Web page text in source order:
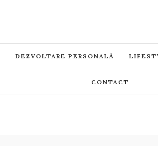
DEZVOLTARE PERSONALĂ
CONTACT